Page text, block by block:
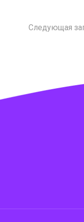
Следующая